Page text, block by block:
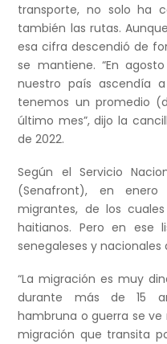
transporte, no solo ha
también las rutas.
esa cifra descendió de
se mantiene. “En
nuestro país ascendía
tenemos un promedio
último mes”, dijo la
de 2022.
Según el Servicio
(Senafront), en
migrantes, de los cuales
haitianos. Pero en ese
senegaleses y nacionales
“La migración es muy
durante más de 15
hambruna o guerra se
migración que transita